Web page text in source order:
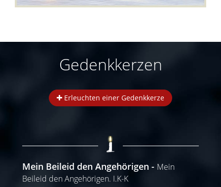
Gedenkkerzen
Erleuchten einer Gedenkkerze
Mein Beileid den Angehörigen
Mein
Beileid den Angehörigen. I.K-K